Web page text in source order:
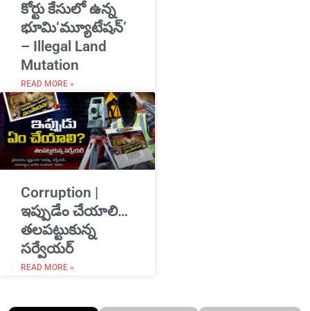
​కోర్టు కేసులో ఉన్న
భూమి‘మ్యూటేషన్’
– Illegal Land
Mutation
READ MORE »
Corruption |
ఇప్పుడేం చేయాలి…
తలపట్టుకున్న
సర్వేయర్
READ MORE »